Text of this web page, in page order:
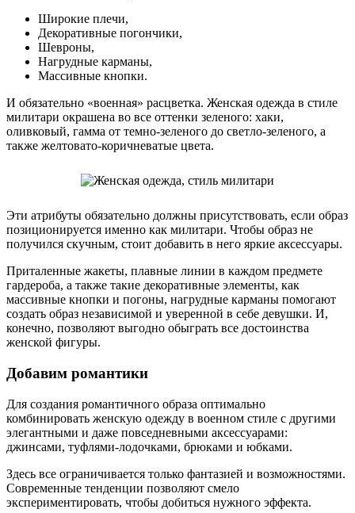
Широкие плечи,
Декоративные погончики,
Шевроны,
Нагрудные карманы,
Массивные кнопки.
И обязательно «военная» расцветка. Женская одежда в стиле
милитари окрашена во все оттенки зеленого: хаки,
оливковый, гамма от темно-зеленого до светло-зеленого, а
также желтовато-коричневатые цвета.
Эти атрибуты обязательно должны присутствовать, если образ
позиционируется именно как милитари. Чтобы образ не
получился скучным, стоит добавить в него яркие аксессуары.
Приталенные жакеты, плавные линии в каждом предмете
гардероба, а также такие декоративные элементы, как
массивные кнопки и погоны, нагрудные карманы помогают
создать образ независимой и уверенной в себе девушки. И,
конечно, позволяют выгодно обыграть все достоинства
женской фигуры.
Добавим романтики
Для создания романтичного образа оптимально
комбинировать женскую одежду в военном стиле с другими
элегантными и даже повседневными аксессуарами:
джинсами, туфлями-лодочками, брюками и юбками.
Здесь все ограничивается только фантазией и возможностями.
Современные тенденции позволяют смело
экспериментировать, чтобы добиться нужного эффекта.